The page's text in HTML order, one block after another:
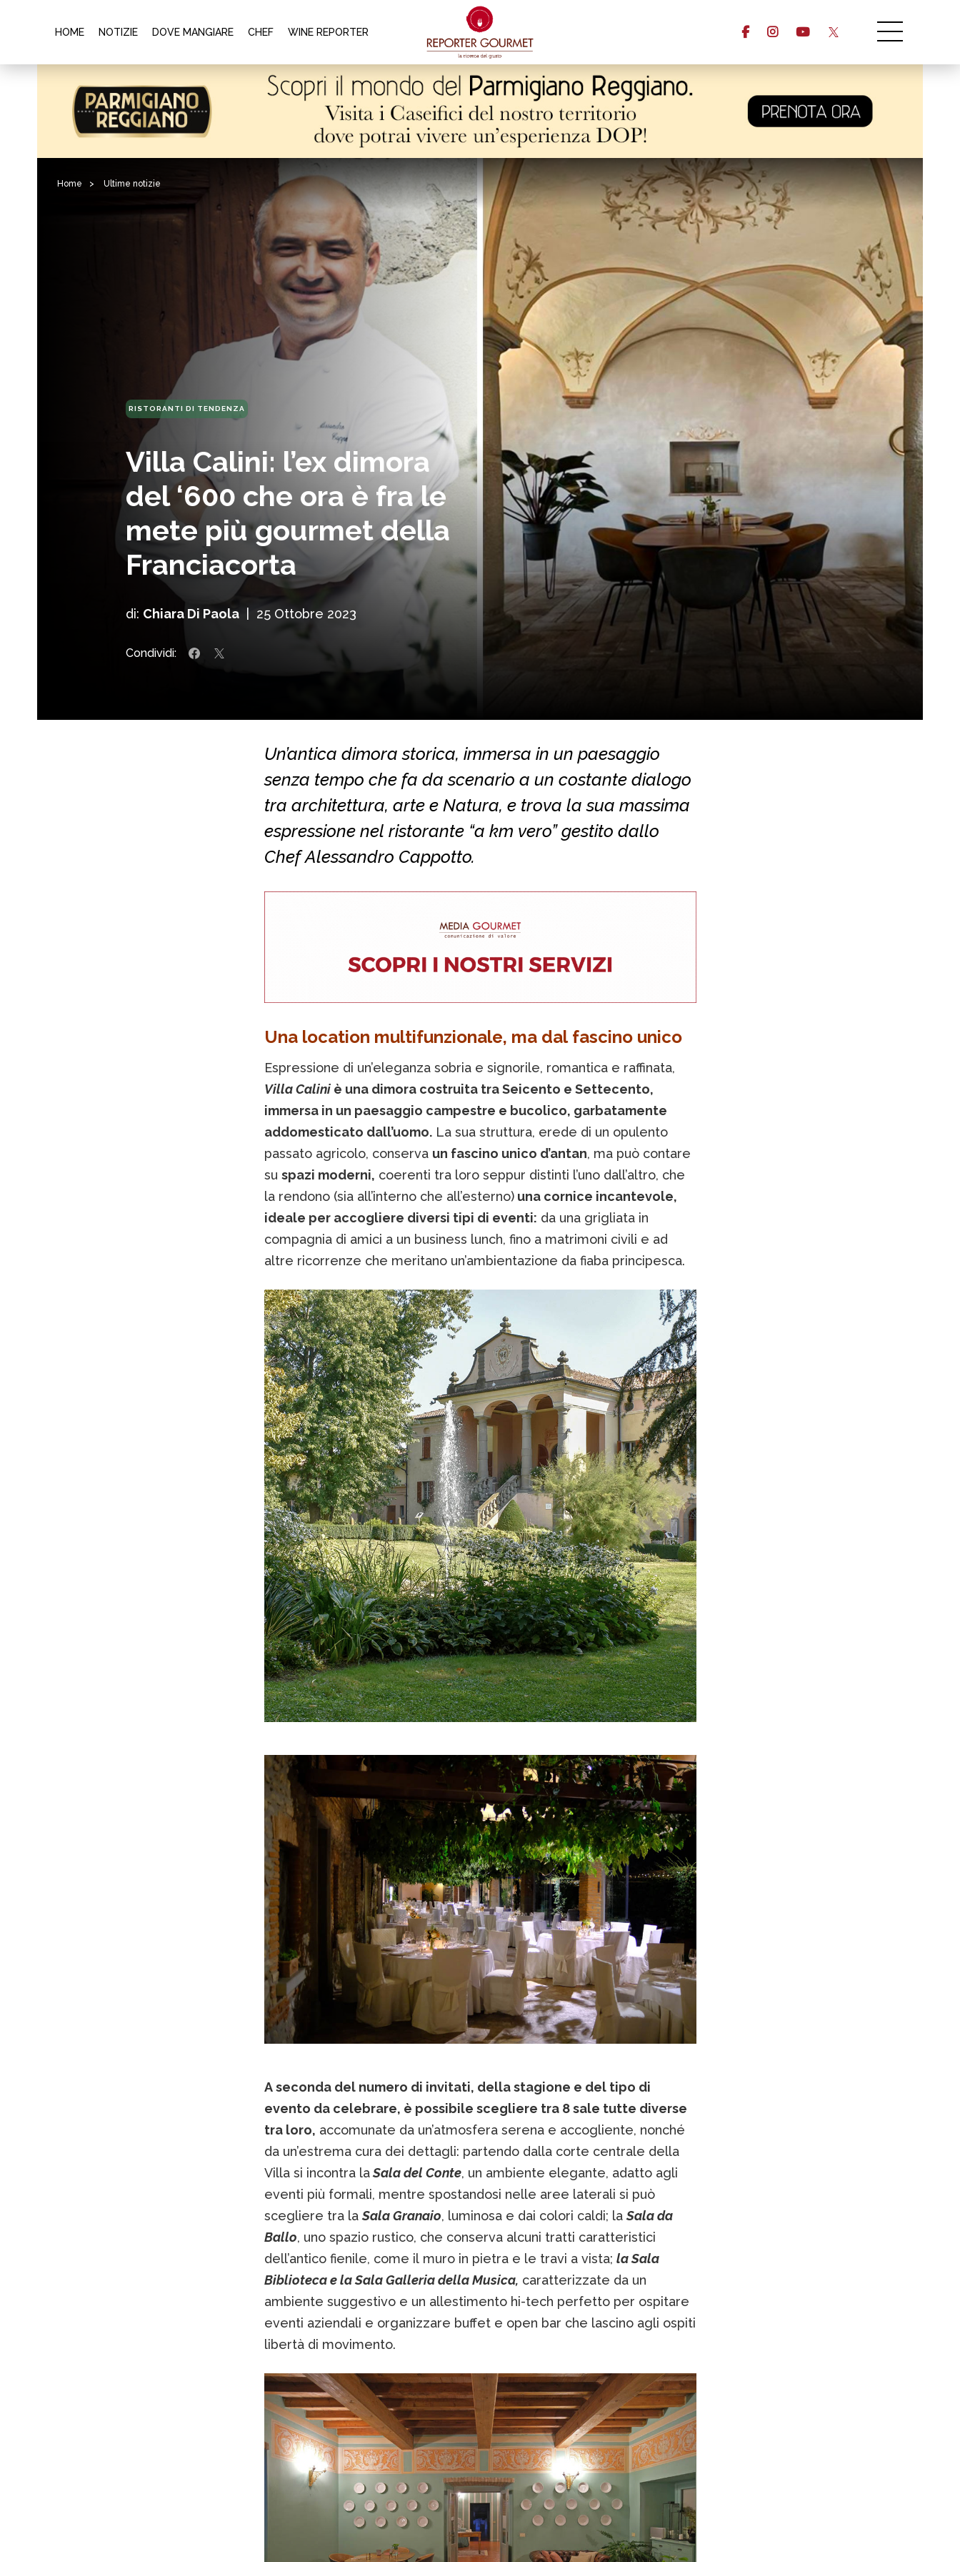
HOME NOTIZIE DOVE MANGIARE CHEF WINE REPORTER
Home > Ultime notizie
RISTORANTI DI TENDENZA
Villa Calini: l’ex dimora
del ‘600 che ora è fra le
mete più gourmet della
Franciacorta
di: Chiara Di Paola 25 Ottobre 2023
Condividi:
Un’antica dimora storica, immersa in un paesaggio
senza tempo che fa da scenario a un costante dialogo
tra architettura, arte e Natura, e trova la sua massima
espressione nel ristorante “a km vero” gestito dallo
Chef Alessandro Cappotto.
Una location multifunzionale, ma dal fascino unico
Espressione di un’eleganza sobria e signorile, romantica e raffinata,
Villa Calini è una dimora costruita tra Seicento e Settecento,
immersa in un paesaggio campestre e bucolico, garbatamente
addomesticato dall’uomo.La sua struttura, erede di un opulento
passato agricolo, conserva un fascino unico d’antan, ma può contare
su spazi moderni, coerenti tra loro seppur distinti l’uno dall’altro, che
la rendono (sia all’interno che all’esterno)una cornice incantevole,
ideale per accogliere diversi tipi di eventi: da una grigliata in
compagnia di amici a un business lunch, fino a matrimoni civili e ad
altre ricorrenze che meritano un’ambientazione da fiaba principesca.
A seconda del numero di invitati, della stagione e del tipo di
evento da celebrare, è possibile scegliere tra 8 sale tutte diverse
tra loro, accomunate da un’atmosfera serena e accogliente, nonché
da un’estrema cura dei dettagli: partendo dalla corte centrale della
Villa si incontra laSala del Conte, un ambiente elegante, adatto agli
eventi più formali, mentre spostandosi nelle aree laterali si può
scegliere tra laSala Granaio, luminosa e dai colori caldi; laSala da
Ballo, uno spazio rustico, che conserva alcuni tratti caratteristici
dell’antico fienile, come il muro in pietra e le travi a vista; la Sala
Biblioteca e la Sala Galleria della Musica, caratterizzate da un
ambiente suggestivo e un allestimento hi-tech perfetto per ospitare
eventi aziendali e organizzare buffet e open bar che lascino agli ospiti
libertà di movimento.